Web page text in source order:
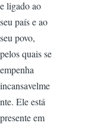
e ligado ao
seu país e ao
seu povo,
pelos quais se
empenha
incansavelme
nte. Ele está
presente em